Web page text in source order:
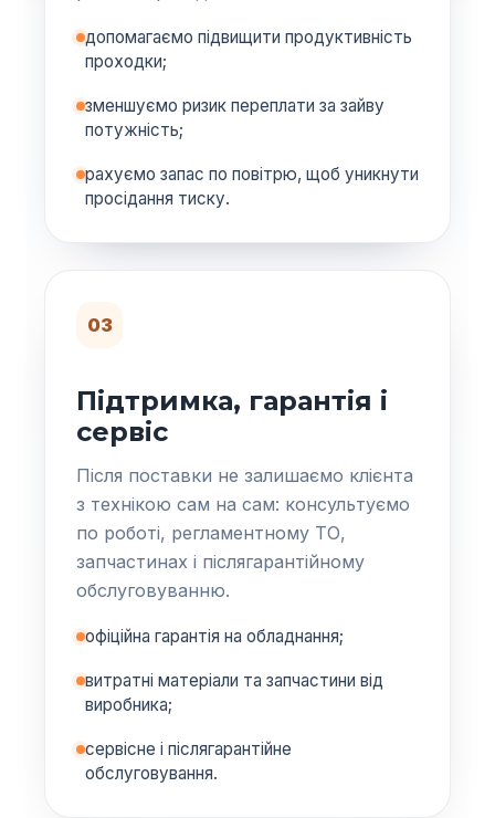
допомагаємо підвищити продуктивність
проходки;
зменшуємо ризик переплати за зайву
потужність;
рахуємо запас по повітрю, щоб уникнути
просідання тиску.
03
Підтримка, гарантія і
сервіс
Після поставки не залишаємо клієнта
з технікою сам на сам: консультуємо
по роботі, регламентному ТО,
запчастинах і післягарантійному
обслуговуванню.
офіційна гарантія на обладнання;
витратні матеріали та запчастини від
виробника;
сервісне і післягарантійне
обслуговування.